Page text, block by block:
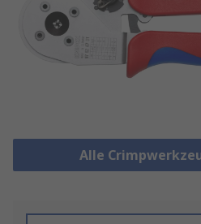
Alle